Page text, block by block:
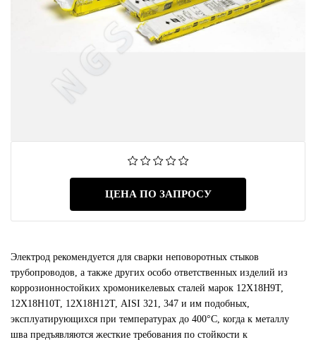
ЦЕНА ПО ЗАПРОСУ
Электрод рекомендуется для сварки неповоротных стыков
трубопроводов, а также других особо ответственных изделий из
коррозионностойких хромоникелевых сталей марок 12Х18Н9Т,
12Х18Н10Т, 12Х18Н12Т, AISI 321, 347 и им подобных,
эксплуатирующихся при температурах до 400°С, когда к металлу
шва предъявляются жесткие требования по стойкости к